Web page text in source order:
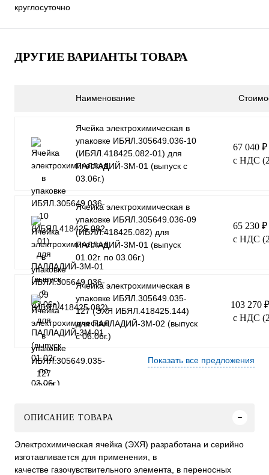
круглосуточно
ДРУГИЕ ВАРИАНТЫ ТОВАРА
Наименование
Ячейка электрохимическая в
упаковке ИБЯЛ.305649.036-10
(ИБЯЛ.418425.082-01) для
ПАЛЛАДИЙ-3М-01 (выпуск с
03.06г.)
67 040 ₽
с НДС
Ячейка электрохимическая в
упаковке ИБЯЛ.305649.036-09
(ИБЯЛ.418425.082) для
ПАЛЛАДИЙ-3М-01 (выпуск
01.02г. по 03.06г.)
65 230 ₽
с НДС
Ячейка электрохимическая в
упаковке ИБЯЛ.305649.035-
127 (ЭХЯ ИБЯЛ.418425.144)
для ПАЛЛАДИЙ-3М-02 (выпуск
с 06.06г.)
103 270
с НДС
Показать все предложения
ОПИСАНИЕ ТОВАРА
Электрохимическая ячейка (ЭХЯ) разработана и серийно
изготавливается для применения, в
качестве газочувствительного элемента, в переносных